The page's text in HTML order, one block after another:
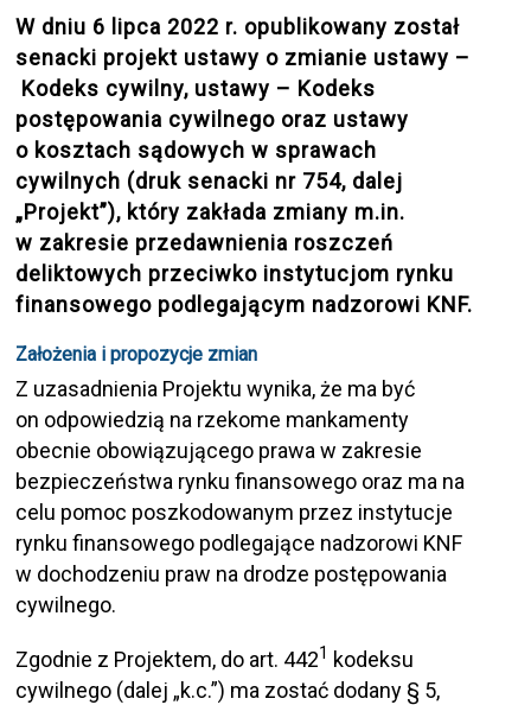
W dniu 6 lipca 2022 r. opublikowany został
senacki projekt ustawy o zmianie ustawy –
Kodeks cywilny, ustawy – Kodeks
postępowania cywilnego oraz ustawy
o kosztach sądowych w sprawach
cywilnych (druk senacki nr 754, dalej
„Projekt”), który zakłada zmiany m.in.
w zakresie przedawnienia roszczeń
deliktowych przeciwko instytucjom rynku
finansowego podlegającym nadzorowi KNF.
Założenia i propozycje zmian
Z uzasadnienia Projektu wynika, że ma być
on odpowiedzią na rzekome mankamenty
obecnie obowiązującego prawa w zakresie
bezpieczeństwa rynku finansowego oraz ma na
celu pomoc poszkodowanym przez instytucje
rynku finansowego podlegające nadzorowi KNF
w dochodzeniu praw na drodze postępowania
cywilnego.
Zgodnie z Projektem, do art. 4421 kodeksu
cywilnego (dalej „k.c.”) ma zostać dodany § 5,